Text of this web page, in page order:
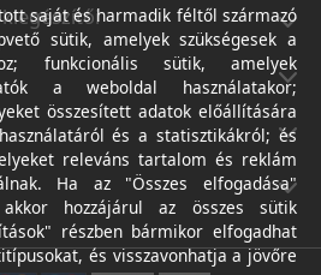
saját és harmadik féltől származó
sütik, amelyek szükségesek a
funkcionális sütik, amelyek
a weboldal használatakor;
összesített adatok előállítására
és a statisztikákról; és
releváns tartalom és reklám
Ha az "Összes elfogadása"
hozzájárul az összes sütik
részben bármikor elfogadhat
és visszavonhatja a jövőre